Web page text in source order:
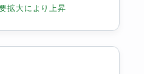
拡大により上昇